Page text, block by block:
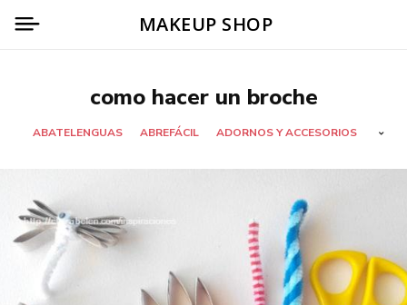
MAKEUP SHOP
como hacer un broche
ABATELENGUAS ABREFÁCIL ADORNOS Y ACCESORIOS